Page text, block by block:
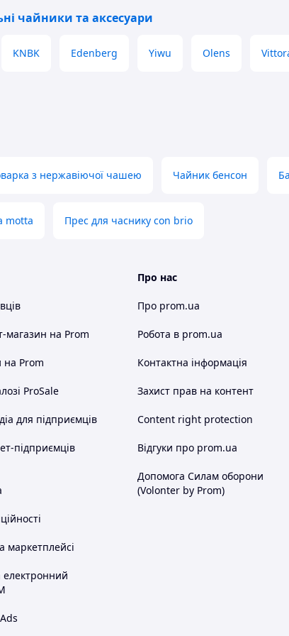
чайники та аксесуари
KNBK Edenberg Yiwu Olens
з нержавіючої чашею Чайник бенсон
motta Прес для часнику con brio
магазин на Prom
на Prom
ProSale
для підприємців
підприємців
маркетплейсі
Про нас
Про prom.ua
Робота в prom.ua
Контактна інформація
Захист прав на контент
Content right protection
Відгуки про prom.ua
Допомога Силам оборони
(Volonter by Prom)